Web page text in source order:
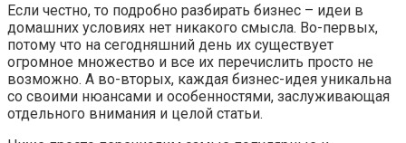
Если честно, то подробно разбирать бизнес – идеи в
домашних условиях нет никакого смысла. Во-первых,
потому что на сегодняшний день их существует
огромное множество и все их перечислить просто не
возможно. А во-вторых, каждая бизнес-идея уникальна
со своими нюансами и особенностями, заслуживающая
отдельного внимания и целой статьи.